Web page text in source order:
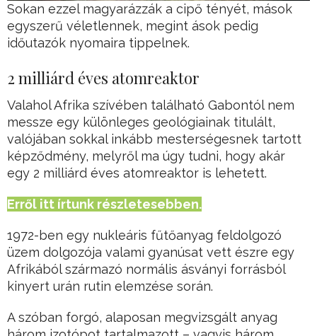
Sokan ezzel magyarázzák a cipő tényét, mások
egyszerű véletlennek, megint ások pedig
időutazók nyomaira tippelnek.
2 milliárd éves atomreaktor
Valahol Afrika szívében található Gabontól nem
messze egy különleges geológiainak titulált,
valójában sokkal inkább mesterségesnek tartott
képződmény, melyről ma úgy tudni, hogy akár
egy 2 milliárd éves atomreaktor is lehetett.
Erről itt írtunk részletesebben.
1972-ben egy nukleáris fűtőanyag feldolgozó
üzem dolgozója valami gyanúsat vett észre egy
Afrikából származó normális ásványi forrásból
kinyert urán rutin elemzése során.
A szóban forgó, alaposan megvizsgált anyag